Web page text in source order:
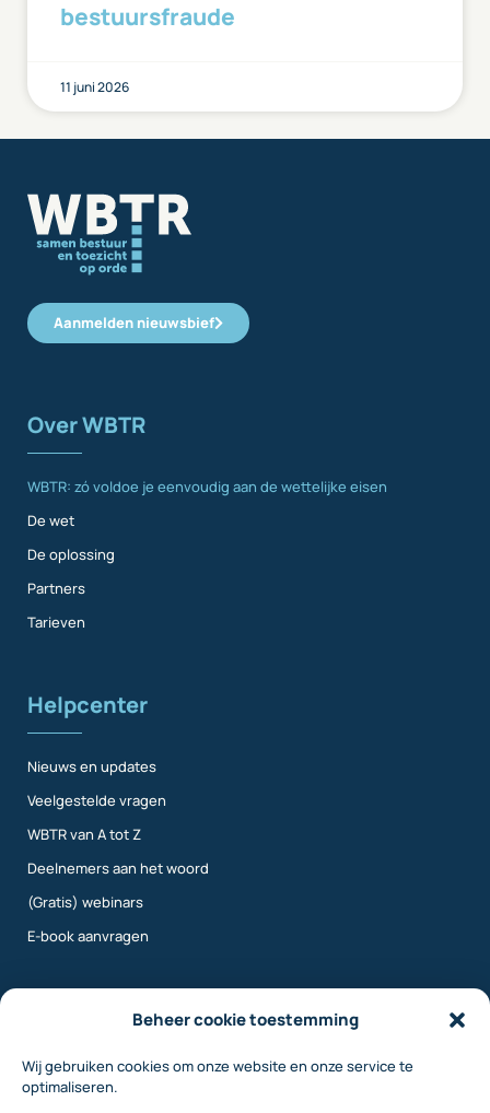
Beheer cookie toestemming
Wij gebruiken cookies om onze website en onze service te
optimaliseren.
bestuursfraude
11 juni 2026
Aanmelden nieuwsbief
Over WBTR
WBTR: zó voldoe je eenvoudig aan de wettelijke eisen
De wet
De oplossing
Partners
Tarieven
Helpcenter
Nieuws en updates
Veelgestelde vragen
WBTR van A tot Z
Deelnemers aan het woord
(Gratis) webinars
E-book aanvragen
Over ons